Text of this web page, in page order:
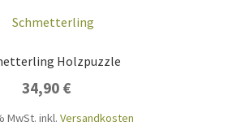
Holzpuzzle
34,90 €
MwSt. inkl. Versandkosten